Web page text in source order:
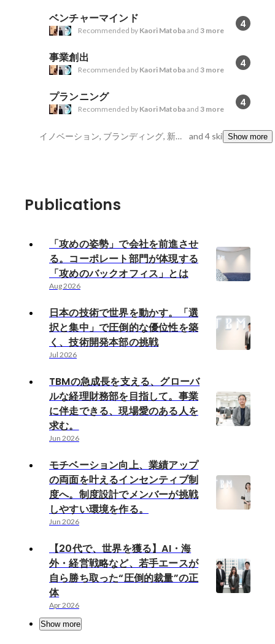
ベンチャーマインド 4
Recommended by Kaori Matobaand 3 more
事業創出 4
Recommended by Kaori Matobaand 3 more
プランニング 4
Recommended by Kaori Matobaand 3 more
イノベーション, ブランディング, 新規ビジネス企画 and 4 skillsShow more
Publications
「攻めの姿勢」で会社を前進させ
る。コーポレート部門が体現する
「攻めのバックオフィス」とは
Aug 2026
日本の技術で世界を動かす。「選
択と集中」で圧倒的な優位性を築
く、技術開発本部の挑戦
Jul 2026
TBMの急成長を支える、グローバ
ルな経理財務部を目指して。事業
に伴走できる、現場愛のある人を
求む。
Jun 2026
モチベーション向上、業績アップ
の両面を叶えるインセンティブ制
度へ。制度設計でメンバーが挑戦
しやすい環境を作る。
Jun 2026
【20代で、世界を獲る】AI・海
外・経営戦略など、若手エースが
自ら勝ち取った“圧倒的裁量”の正
体
Apr 2026
Show more